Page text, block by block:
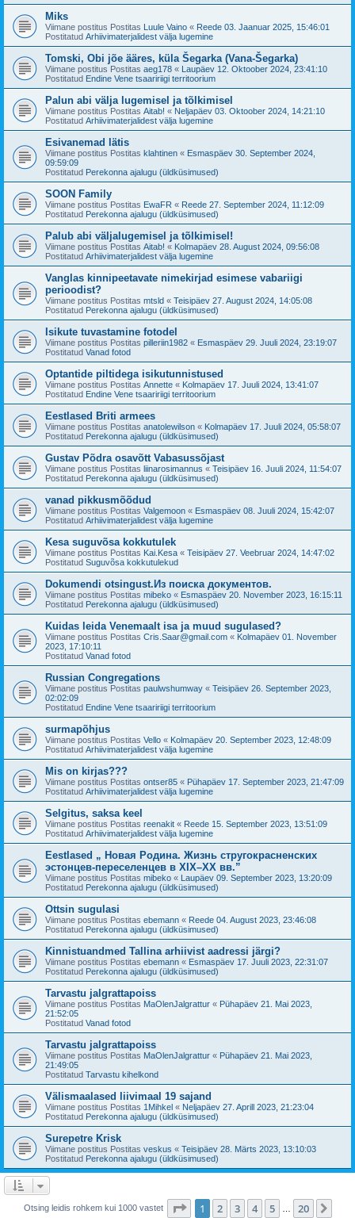
Miks
Viimane postitus Postitas Luule Vaino « Reede 03. Jaanuar 2025, 15:46:01
Postitatud Arhiivimaterjalidest välja lugemine
Tomski, Obi jõe ääres, küla Šegarka (Vana-Šegarka)
Viimane postitus Postitas aeg178 « Laupäev 12. Oktoober 2024, 23:41:10
Postitatud Endine Vene tsaaririigi territoorium
Palun abi välja lugemisel ja tõlkimisel
Viimane postitus Postitas Aitab! « Neljapäev 03. Oktoober 2024, 14:21:10
Postitatud Arhiivimaterjalidest välja lugemine
Esivanemad lätis
Viimane postitus Postitas klahtinen « Esmaspäev 30. September 2024,
09:59:09
Postitatud Perekonna ajalugu (üldküsimused)
SOON Family
Viimane postitus Postitas EwaFR « Reede 27. September 2024, 11:12:09
Postitatud Perekonna ajalugu (üldküsimused)
Palub abi väljalugemisel ja tõlkimisel!
Viimane postitus Postitas Aitab! « Kolmapäev 28. August 2024, 09:56:08
Postitatud Arhiivimaterjalidest välja lugemine
Vanglas kinnipeetavate nimekirjad esimese vabariigi
perioodist?
Viimane postitus Postitas mtsld « Teisipäev 27. August 2024, 14:05:08
Postitatud Perekonna ajalugu (üldküsimused)
Isikute tuvastamine fotodel
Viimane postitus Postitas pilleriin1982 « Esmaspäev 29. Juuli 2024, 23:19:07
Postitatud Vanad fotod
Optantide piltidega isikutunnistused
Viimane postitus Postitas Annette « Kolmapäev 17. Juuli 2024, 13:41:07
Postitatud Endine Vene tsaaririigi territoorium
Eestlased Briti armees
Viimane postitus Postitas anatolewilson « Kolmapäev 17. Juuli 2024, 05:58:07
Postitatud Perekonna ajalugu (üldküsimused)
Gustav Põdra osavõtt Vabasussõjast
Viimane postitus Postitas liinarosimannus « Teisipäev 16. Juuli 2024, 11:54:07
Postitatud Perekonna ajalugu (üldküsimused)
vanad pikkusmõõdud
Viimane postitus Postitas Valgemoon « Esmaspäev 08. Juuli 2024, 15:42:07
Postitatud Arhiivimaterjalidest välja lugemine
Kesa suguvõsa kokkutulek
Viimane postitus Postitas Kai.Kesa « Teisipäev 27. Veebruar 2024, 14:47:02
Postitatud Suguvõsa kokkutulekud
Dokumendi otsingust.Из поиска документов.
Viimane postitus Postitas mibeko « Esmaspäev 20. November 2023, 16:15:11
Postitatud Perekonna ajalugu (üldküsimused)
Kuidas leida Venemaalt isa ja muud sugulased?
Viimane postitus Postitas Cris.Saar@gmail.com « Kolmapäev 01. November
2023, 17:10:11
Postitatud Vanad fotod
Russian Congregations
Viimane postitus Postitas paulwshumway « Teisipäev 26. September 2023,
02:02:09
Postitatud Endine Vene tsaaririigi territoorium
surmapõhjus
Viimane postitus Postitas Vello « Kolmapäev 20. September 2023, 12:48:09
Postitatud Arhiivimaterjalidest välja lugemine
Mis on kirjas???
Viimane postitus Postitas ontser85 « Pühapäev 17. September 2023, 21:47:09
Postitatud Arhiivimaterjalidest välja lugemine
Selgitus, saksa keel
Viimane postitus Postitas reenakit « Reede 15. September 2023, 13:51:09
Postitatud Arhiivimaterjalidest välja lugemine
Eestlased „ Новая Родина. Жизнь стругокрасненских
эстонцев-переселенцев в XIX–XX вв.”
Viimane postitus Postitas mibeko « Laupäev 09. September 2023, 13:20:09
Postitatud Perekonna ajalugu (üldküsimused)
Ottsin sugulasi
Viimane postitus Postitas ebemann « Reede 04. August 2023, 23:46:08
Postitatud Perekonna ajalugu (üldküsimused)
Kinnistuandmed Tallina arhiivist aadressi järgi?
Viimane postitus Postitas ebemann « Esmaspäev 17. Juuli 2023, 22:31:07
Postitatud Perekonna ajalugu (üldküsimused)
Tarvastu jalgrattapoiss
Viimane postitus Postitas MaOlenJalgrattur « Pühapäev 21. Mai 2023,
21:52:05
Postitatud Vanad fotod
Tarvastu jalgrattapoiss
Viimane postitus Postitas MaOlenJalgrattur « Pühapäev 21. Mai 2023,
21:49:05
Postitatud Tarvastu kihelkond
Välismaalased liivimaal 19 sajand
Viimane postitus Postitas 1Mihkel « Neljapäev 27. Aprill 2023, 21:23:04
Postitatud Perekonna ajalugu (üldküsimused)
Surepetre Krisk
Viimane postitus Postitas veskus « Teisipäev 28. Märts 2023, 13:10:03
Postitatud Perekonna ajalugu (üldküsimused)
Otsing leidis rohkem kui 1000 vastet 1 . leht20 -st
1 2 3 4 5 20